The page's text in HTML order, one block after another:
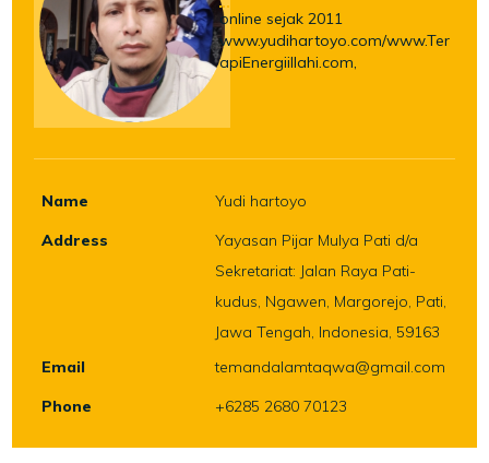
online sejak 2011
www.yudihartoyo.com/www.Ter
apiEnergiillahi.com,
Name
Yudi hartoyo
Address
Yayasan Pijar Mulya Pati d/a
Sekretariat: Jalan Raya Pati-
kudus, Ngawen, Margorejo, Pati,
Jawa Tengah, Indonesia, 59163
Email
temandalamtaqwa@gmail.com
Phone
+6285 2680 70123